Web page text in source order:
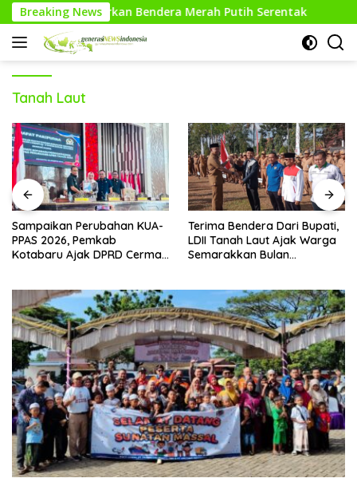
Langsung
ke
konten
Breaking News
Bendera Merah Putih Serentak Pesilat Way
Tanah Laut
Sampaikan Perubahan KUA-
PPAS 2026, Pemkab
Kotabaru Ajak DPRD Cermati
Terima Bendera Dari Bupati,
LDII Tanah Laut Ajak Warga
Semarakkan Bulan